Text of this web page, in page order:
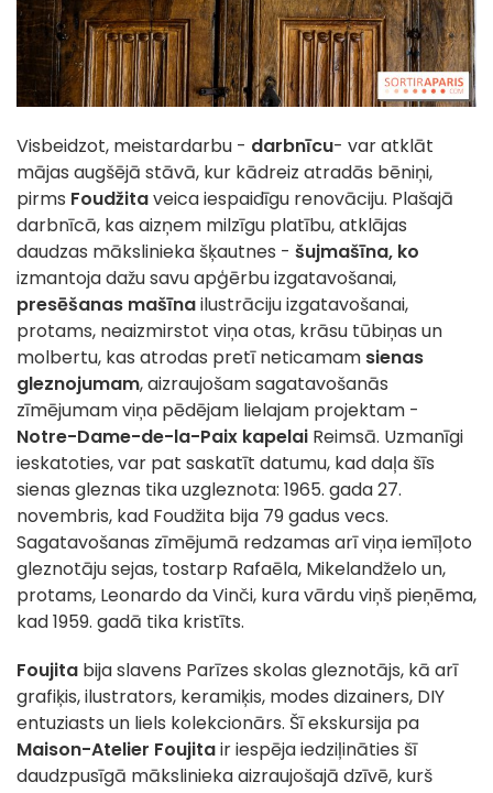
Visbeidzot, meistardarbu - darbnīcu- var atklāt
mājas augšējā stāvā, kur kādreiz atradās bēniņi,
pirms Foudžitaveica iespaidīgu renovāciju. Plašajā
darbnīcā, kas aizņem milzīgu platību, atklājas
daudzas mākslinieka šķautnes - šujmašīna, ko
izmantoja dažu savu apģērbu izgatavošanai,
presēšanas mašīnailustrāciju izgatavošanai,
protams, neaizmirstot viņa otas, krāsu tūbiņas un
molbertu, kas atrodas pretī neticamam sienas
gleznojumam, aizraujošam sagatavošanās
zīmējumam viņa pēdējam lielajam projektam -
Notre-Dame-de-la-Paix kapelai Reimsā. Uzmanīgi
ieskatoties, var pat saskatīt datumu, kad daļa šīs
sienas gleznas tika uzgleznota: 1965. gada 27.
novembris, kad Foudžita bija 79 gadus vecs.
Sagatavošanas zīmējumā redzamas arī viņa iemīļoto
gleznotāju sejas, tostarp Rafaēla, Mikelandželo un,
protams, Leonardo da Vinči, kura vārdu viņš pieņēma,
kad 1959. gadā tika kristīts.
Foujita bija slavens Parīzes skolas gleznotājs, kā arī
grafiķis, ilustrators, keramiķis, modes dizainers, DIY
entuziasts un liels kolekcionārs. Šī ekskursija pa
Maison-Atelier Foujitair iespēja iedziļināties šī
daudzpusīgā mākslinieka aizraujošajā dzīvē, kurš